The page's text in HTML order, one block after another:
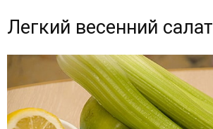
Легкий весенний салат